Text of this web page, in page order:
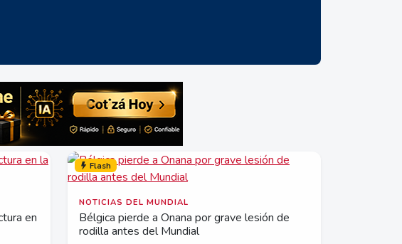
en
Flash
NOTICIAS DEL MUNDIAL
Bélgica pierde a Onana por grave lesión de
rodilla antes del Mundial